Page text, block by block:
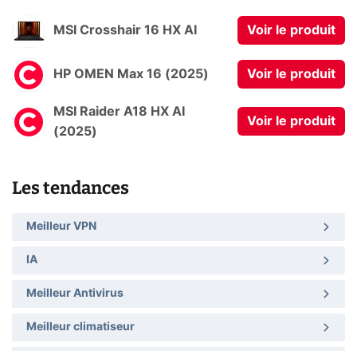
MSI Crosshair 16 HX AI Voir le produit
HP OMEN Max 16 (2025) Voir le produit
MSI Raider A18 HX AI
(2025)
Voir le produit
Les tendances
Meilleur VPN
IA
Meilleur Antivirus
Meilleur climatiseur